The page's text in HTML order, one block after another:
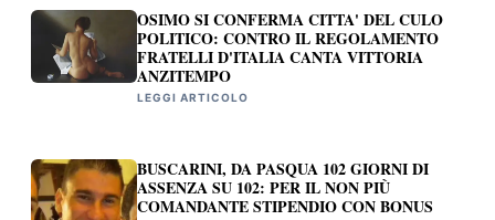
OSIMO SI CONFERMA CITTA' DEL CULO
POLITICO: CONTRO IL REGOLAMENTO
FRATELLI D'ITALIA CANTA VITTORIA
ANZITEMPO
LEGGI ARTICOLO
BUSCARINI, DA PASQUA 102 GIORNI DI
ASSENZA SU 102: PER IL NON PIÙ
COMANDANTE STIPENDIO CON BONUS